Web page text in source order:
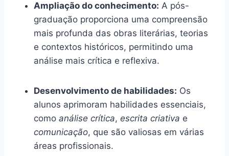
Ampliação do conhecimento: A pós-
graduação proporciona uma compreensão
mais profunda das obras literárias, teorias
e contextos históricos, permitindo uma
análise mais crítica e reflexiva.
Desenvolvimento de habilidades: Os
alunos aprimoram habilidades essenciais,
como análise crítica, escrita criativa e
comunicação, que são valiosas em várias
áreas profissionais.